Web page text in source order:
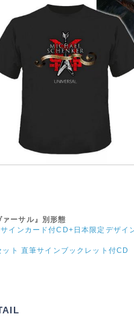
ァーサル』別形態
インカード付CD+日本限定デザイ
ット 直筆サインブックレット付CD